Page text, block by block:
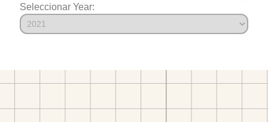
Seleccionar Year: